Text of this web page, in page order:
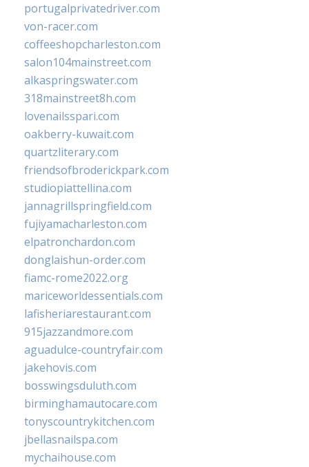
portugalprivatedriver.com
von-racer.com
coffeeshopcharleston.com
salon104mainstreet.com
alkaspringswater.com
318mainstreet8h.com
lovenailsspari.com
oakberry-kuwait.com
quartzliterary.com
friendsofbroderickpark.com
studiopiattellina.com
jannagrillspringfield.com
fujiyamacharleston.com
elpatronchardon.com
donglaishun-order.com
fiamc-rome2022.org
mariceworldessentials.com
lafisheriarestaurant.com
915jazzandmore.com
aguadulce-countryfair.com
jakehovis.com
bosswingsduluth.com
birminghamautocare.com
tonyscountrykitchen.com
jbellasnailspa.com
mychaihouse.com